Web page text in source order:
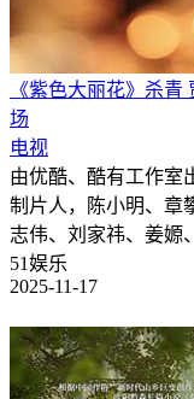
《紫色大丽花》杀
场
电视
由优酷、酷有工作室
制片人，陈小明、章
志伟、刘家祎、姜嫄
51娱乐
2025-11-17